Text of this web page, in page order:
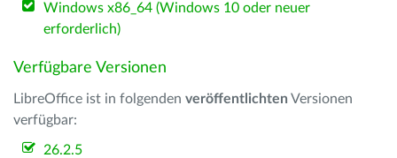
Windows x86_64 (Windows 10 oder neuer
erforderlich)
Verfügbare Versionen
LibreOffice ist in folgenden veröffentlichten Versionen
verfügbar:
26.2.5